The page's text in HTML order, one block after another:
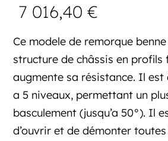
7 016,40€
Ce modele de remorque
structure de châssis en profils
augmente sa résistance. Il est
a 5 niveaux, permettant un
basculement (jusqu’a 50°). Il
d’ouvrir et de démonter